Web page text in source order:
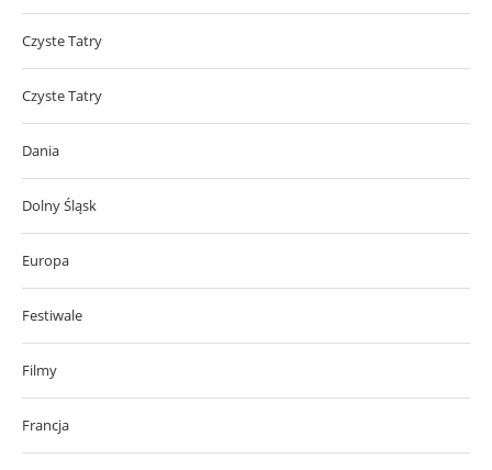
Czyste Tatry
Czyste Tatry
Dania
Dolny Śląsk
Europa
Festiwale
Filmy
Francja